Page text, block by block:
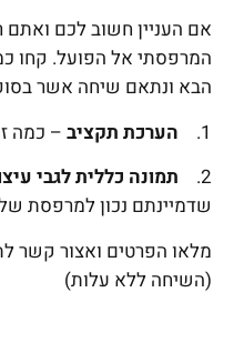
אם העניין חשוב לכם ואתם
המרפסתי אל הפועל. קחו
הבא ונתאם שיחה אשר בסופה
1.
הערכת תקציב – כמה
2.
תמונה כללית לגבי
שדמיינתם נכון למרפסת
מלאו הפרטים ואצור קשר
(השיחה ללא עלות)